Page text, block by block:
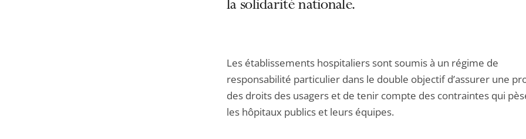
la solidarité nationale.
Les établissements hospitaliers sont soumis à un régime de
responsabilité particulier dans le double objectif d’assurer une
des droits des usagers et de tenir compte des contraintes qui
les hôpitaux publics et leurs équipes.